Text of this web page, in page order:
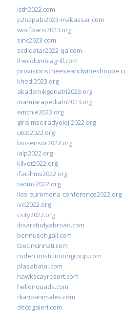
isth2022.com
p2b2pabi2023-makassar.com
wocfparis2023.org
sinc2023.com
scdlqatar2022-qa.com
thecolumbiagrill.com
khedi2023.org
akademikgeriatri2023.org
marmarapediatri2023.org
emchie2023.org
girisimselradyoloji2022.org
utcd2022.org
biosensor2022.org
ialp2022.org
klivet2022.org
ifac-hms2022.org
taoms2022.org
iias-euromena-conference2022.org
ivd2022.org
csity2022.org
ibsarstudyabroad.com
bennusehgall.com
tsecincinnati.com
roderconstructiongroup.com
plazabatai.com
hawkscayresort.com
hellonquads.com
diarioanimales.com
decogaleri.com